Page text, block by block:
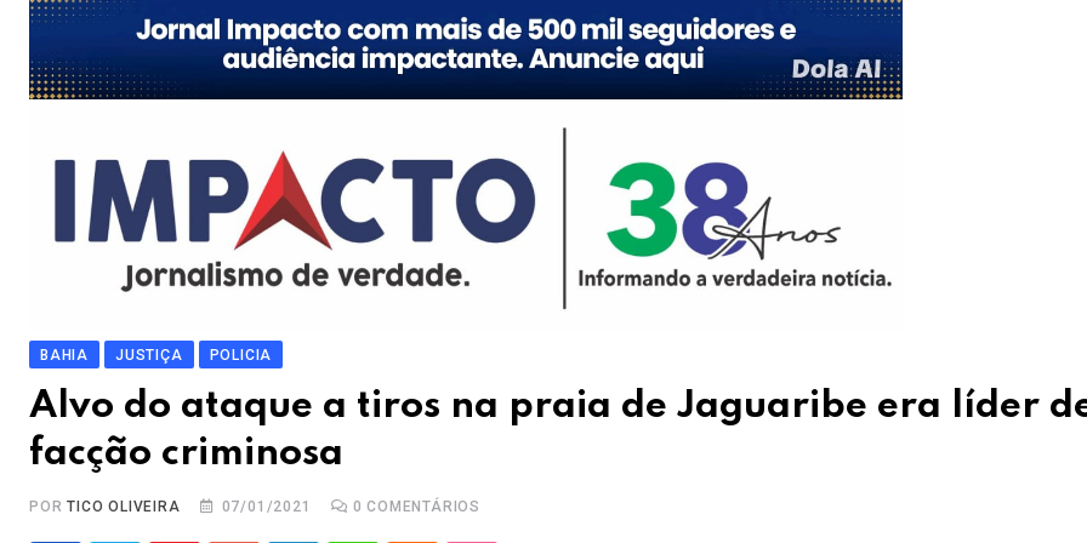
BAHIA JUSTIÇA POLICIA
Alvo do ataque a tiros na praia de Jaguaribe era líder
facção criminosa
PORTICO OLIVEIRA 07/01/2021 0 COMENTÁRIOS